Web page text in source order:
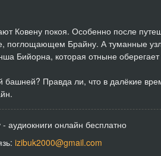
Ковену покоя. Особенно после
поглощающем Брайну. А туманные
Бийорна, которая отныне
Правда ли, что в далёкие
- аудиокниги онлайн бесплатно
izibuk2000@gmail.com